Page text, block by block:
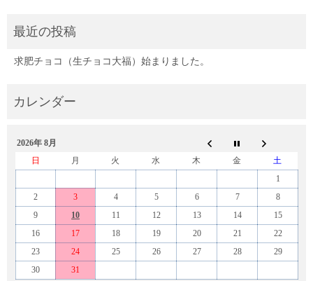
求肥チョコ（生チョコ大福）始まりました。
2026年 8月
日
月 火 水 木 金
土
1
2
3 4 5 6 7
8
9
10 11 12 13 14
15
16
17 18 19 20 21
22
23
24 25 26 27 28
29
30
31